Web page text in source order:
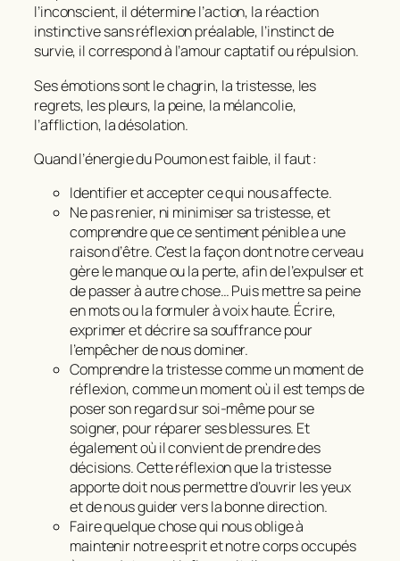
l’inconscient, il détermine l’action, la réaction
instinctive sans réflexion préalable, l’instinct de
survie, il correspond à l’amour captatif ou répulsion.
Ses émotions sont le chagrin, la tristesse, les
regrets, les pleurs, la peine, la mélancolie,
l’affliction, la désolation.
Quand l’énergie du Poumon est faible, il faut :
Identifier et accepter ce qui nous affecte.
Ne pas renier, ni minimiser sa tristesse, et
comprendre que ce sentiment pénible a une
raison d’être. C’est la façon dont notre cerveau
gère le manque ou la perte, afin de l’expulser et
de passer à autre chose… Puis mettre sa peine
en mots ou la formuler à voix haute. Écrire,
exprimer et décrire sa souffrance pour
l’empêcher de nous dominer.
Comprendre la tristesse comme un moment de
réflexion, comme un moment où il est temps de
poser son regard sur soi-même pour se
soigner, pour réparer ses blessures. Et
également où il convient de prendre des
décisions. Cette réflexion que la tristesse
apporte doit nous permettre d’ouvrir les yeux
et de nous guider vers la bonne direction.
Faire quelque chose qui nous oblige à
maintenir notre esprit et notre corps occupés